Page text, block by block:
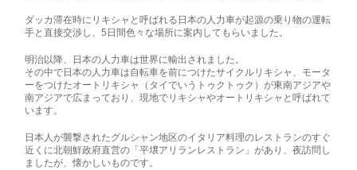
ダッカ滞在時にリキシャと呼ばれる日本の人力車が起源の乗り物の運転
手と直接交渉し、5日間色々な場所に案内してもらいました。
明治以降、日本の人力車は世界に輸出されました。
その中で日本の人力車は自転車を前につけたサイクルリキシャ、モータ
ーをつけたオートリキシャ（タイでいうトゥクトゥク）が東南アジアや
南アジアで広まっており、現地でリキシャやオートリキシャと呼ばれて
います。
日本人が襲撃されたグルシャン地区のイタリア料理のレストランのすぐ
近くに北朝鮮政府直営の「平壌アリランレストラン」があり、夜訪問し
ましたが、懐かしいものです。